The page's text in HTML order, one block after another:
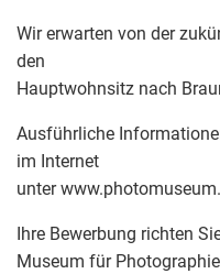
Wir erwarten von der
den
Hauptwohnsitz nach
Ausführliche
im Internet
unter
Ihre Bewerbung richten
Museum für Photographie